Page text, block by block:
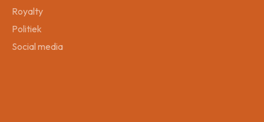
Royalty
Politiek
Social media